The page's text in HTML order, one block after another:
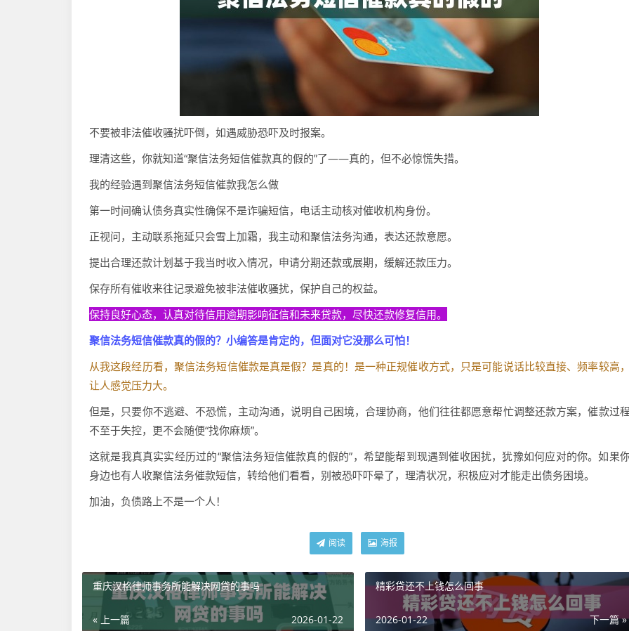
不要被非法催收骚扰吓倒，如遇威胁恐吓及时报案。
理清这些，你就知道“聚信法务短信催款真的假的”了——真的，但不必惊慌失措。
我的经验遇到聚信法务短信催款我怎么做
第一时间确认债务真实性确保不是诈骗短信，电话主动核对催收机构身份。
正视问，主动联系拖延只会雪上加霜，我主动和聚信法务沟通，表达还款意愿。
提出合理还款计划基于我当时收入情况，申请分期还款或展期，缓解还款压力。
保存所有催收来往记录避免被非法催收骚扰，保护自己的权益。
保持良好心态，认真对待信用逾期影响征信和未来贷款，尽快还款修复信用。
聚信法务短信催款真的假的？小编答是肯定的，但面对它没那么可怕！
从我这段经历看，聚信法务短信催款是真是假？是真的！是一种正规催收方式，只是可能说话比较直接、频率较高
让人感觉压力大。
但是，只要你不逃避、不恐慌，主动沟通，说明自己困境，合理协商，他们往往都愿意帮忙调整还款方案，催款过
不至于失控，更不会随便“找你麻烦”。
这就是我真真实实经历过的“聚信法务短信催款真的假的”，希望能帮到现遇到催收困扰，犹豫如何应对的你。如果
身边也有人收聚信法务催款短信，转给他们看看，别被恐吓吓晕了，理清状况，积极应对才能走出债务困境。
加油，负债路上不是一个人！
阅读 海报
重庆汉格律师事务所能解决网贷的事吗
« 上一篇 2026-01-22
精彩贷还不上钱怎么回事
下一篇 »
2026-01-22